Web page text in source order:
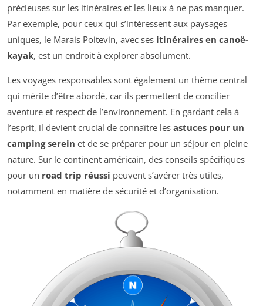
précieuses sur les itinéraires et les lieux à ne pas manquer.
Par exemple, pour ceux qui s’intéressent aux paysages
uniques, le Marais Poitevin, avec ses itinéraires en canoë-
kayak, est un endroit à explorer absolument.
Les voyages responsables sont également un thème central
qui mérite d’être abordé, car ils permettent de concilier
aventure et respect de l’environnement. En gardant cela à
l’esprit, il devient crucial de connaître les astuces pour un
camping serein et de se préparer pour un séjour en pleine
nature. Sur le continent américain, des conseils spécifiques
pour un road trip réussi peuvent s’avérer très utiles,
notamment en matière de sécurité et d’organisation.